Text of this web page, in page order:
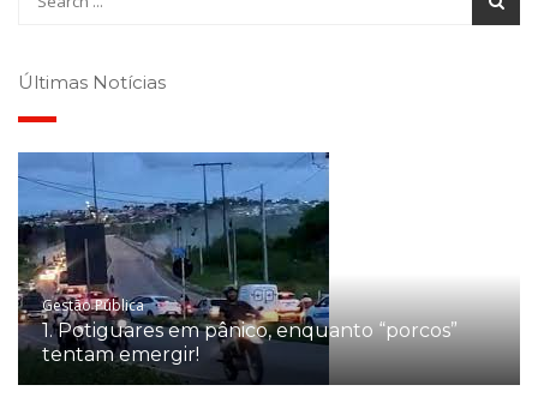
Últimas Notícias
Gestão Pública
1. Potiguares em pânico, enquanto “porcos”
tentam emergir!